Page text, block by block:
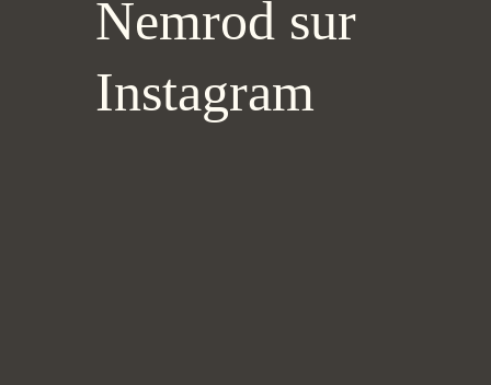
Nemrod sur
Instagram